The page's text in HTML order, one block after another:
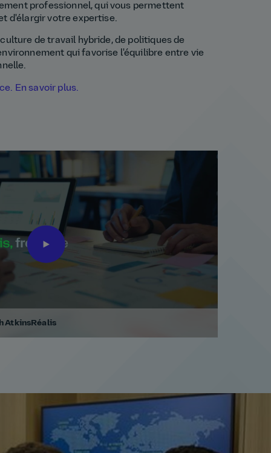
professionnel, qui vous permettent
d'élargir votre expertise.
de travail hybride, de politiques de
qui favorise l'équilibre entre vie
En savoir plus.
AtkinsRéalis